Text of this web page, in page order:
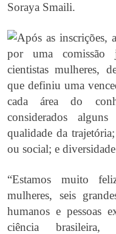
Soraya Smaili.
Após as inscrições,
por uma comissão
cientistas mulheres,
que definiu uma
cada área do
considerados
qualidade da
ou social; e
“Estamos muito
mulheres, seis
humanos e pessoas
ciência brasileira,